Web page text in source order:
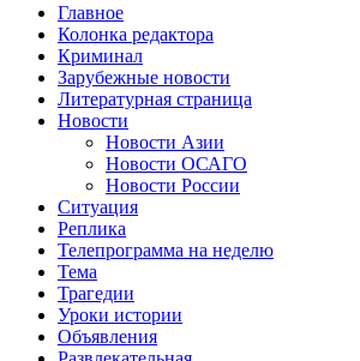
Главное
Колонка редактора
Криминал
Зарубежные новости
Литературная страница
Новости
Новости Азии
Новости ОСАГО
Новости России
Ситуация
Реплика
Телепрограмма на неделю
Тема
Трагедии
Уроки истории
Объявления